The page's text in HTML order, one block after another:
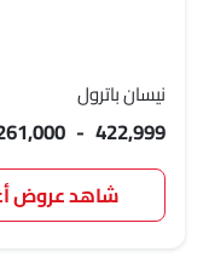
نيسان باترول
261,000 - 422,999
شاهد